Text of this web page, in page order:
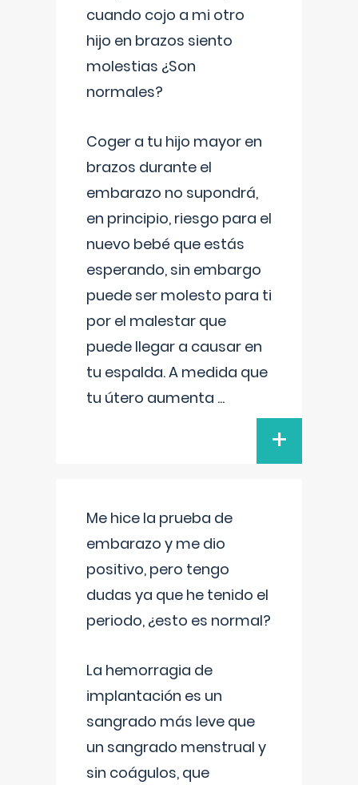
cuando cojo a mi otro
hijo en brazos siento
molestias ¿Son
normales?
Coger a tu hijo mayor en
brazos durante el
embarazo no supondrá,
en principio, riesgo para el
nuevo bebé que estás
esperando, sin embargo
puede ser molesto para ti
por el malestar que
puede llegar a causar en
tu espalda. A medida que
tu útero aumenta ...
+
Me hice la prueba de
embarazo y me dio
positivo, pero tengo
dudas ya que he tenido el
periodo, ¿esto es normal?
La hemorragia de
implantación es un
sangrado más leve que
un sangrado menstrual y
sin coágulos, que